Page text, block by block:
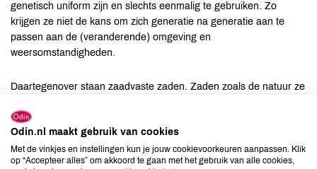
genetisch uniform zijn en slechts eenmalig te gebruiken. Zo
krijgen ze niet de kans om zich generatie na generatie aan te
passen aan de (veranderende) omgeving en
weersomstandigheden.
Daartegenover staan zaadvaste zaden. Zaden zoals de natuur ze
populaties met een genetische diversiteit. Dat zorgt voor
veerkracht: als sommige planten in een zonovergoten jaar falen,
kunnen anderen met een ander set genetische eigenschappen
nog steeds produceren.
Odin.nl maakt gebruik van cookies
Met de vinkjes en instellingen kun je jouw cookievoorkeuren aanpassen. Klik
op “Accepteer alles” om akkoord te gaan met het gebruik van alle cookies,